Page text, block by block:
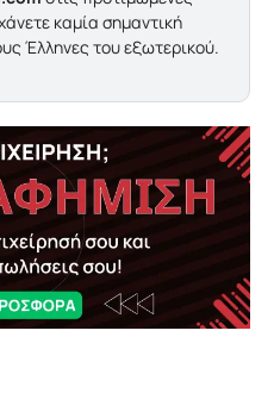
καμία σημαντική
Έλληνες του εξωτερικού.